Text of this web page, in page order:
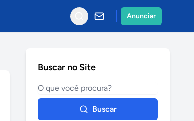
Anunciar
Buscar no Site
Buscar